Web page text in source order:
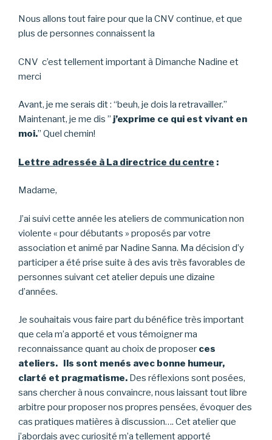
Nous allons tout faire pour que la CNV continue, et que
plus de personnes connaissent la
CNV c’est tellement important à Dimanche Nadine et
merci
Avant, je me serais dit : “beuh, je dois la retravailler.”
Maintenant, je me dis ” j’exprime ce qui est vivant en
moi.” Quel chemin!
Lettre adressée à La directrice du centre :
Madame,
J’ai suivi cette année les ateliers de communication non
violente « pour débutants » proposés par votre
association et animé par Nadine Sanna. Ma décision d’y
participer a été prise suite à des avis très favorables de
personnes suivant cet atelier depuis une dizaine
d’années.
Je souhaitais vous faire part du bénéfice très important
que cela m’a apporté et vous témoigner ma
reconnaissance quant au choix de proposer ces
ateliers. Ils sont menés avec bonne humeur,
clarté et pragmatisme. Des réflexions sont posées,
sans chercher à nous convaincre, nous laissant tout libre
arbitre pour proposer nos propres pensées, évoquer des
cas pratiques matières à discussion…. Cet atelier que
j’abordais avec curiosité m’a tellement apporté